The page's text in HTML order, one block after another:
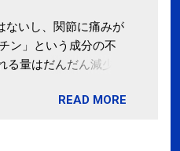
ないし、関節に痛みが
ン」という成分の不
量はだんだん減少し
ン」という成分は、納
READ MORE